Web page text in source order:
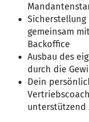
gemeinsam
Backoffice
Ausbau des
durch die
Dein
unterstützend